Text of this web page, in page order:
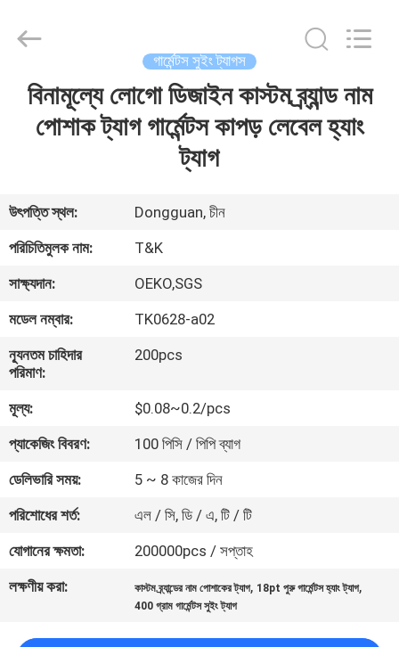
বাড়ি
আমাদের
সম্পর্কে
কারখানা
ভ্রমণ
নিয়ন্ত্রণ
যোগাযোগ
করুন
উদ্ধৃতির
জন্য
Accessories
Co.,Ltd.
গার্মেন্টস সুইং ট্যাগস
বিনামূল্যে লোগো ডিজাইন কাস্টম ব্র্যান্ড নাম
পোশাক ট্যাগ গার্মেন্টস কাপড় লেবেল হ্যাং
ট্যাগ
উৎপত্তি স্থল:
Dongguan, চীন
পরিচিতিমুলক নাম:
T&K
সাক্ষ্যদান:
OEKO,SGS
মডেল নম্বার:
TK0628-a02
ন্যূনতম চাহিদার
পরিমাণ:
200pcs
মূল্য:
$0.08~0.2/pcs
প্যাকেজিং বিবরণ:
100 পিসি / পিপি ব্যাগ
ডেলিভারি সময়:
5 ~ 8 কাজের দিন
পরিশোধের শর্ত:
এল / সি, ডি / এ, টি / টি
যোগানের ক্ষমতা:
200000pcs / সপ্তাহ
লক্ষণীয় করা:
কাস্টম ব্র্যান্ডের নাম পোশাকের ট্যাগ, 18pt পুরু গার্মেন্টস হ্যাং ট্যাগ,
400 গ্রাম গার্মেন্টস সুইং ট্যাগ